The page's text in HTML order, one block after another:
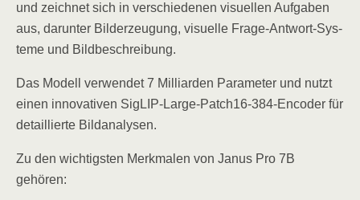
und zeich­net sich in ver­schie­de­nen visu­el­len Auf­ga­ben
aus, dar­un­ter Bil­der­zeu­gung, visu­el­le Fra­ge-Ant­wort-Sys­
te­me und Bildbeschreibung.
Das Modell ver­wen­det 7 Mil­li­ar­den Para­me­ter und nutzt
einen inno­va­ti­ven SigLIP-Lar­ge-Patch16-384-Enco­der für
detail­lier­te Bildanalysen.
Zu den wich­tigs­ten Merk­ma­len von Janus Pro 7B
gehören: